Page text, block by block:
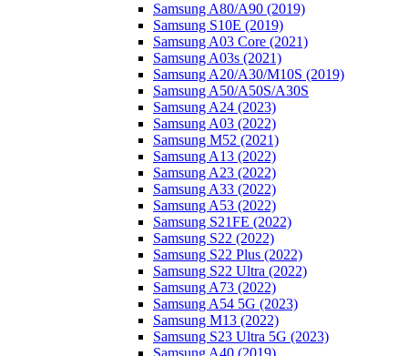
Samsung A80/A90 (2019)
Samsung S10E (2019)
Samsung A03 Core (2021)
Samsung A03s (2021)
Samsung A20/A30/M10S (2019)
Samsung A50/A50S/A30S
Samsung A24 (2023)
Samsung A03 (2022)
Samsung M52 (2021)
Samsung A13 (2022)
Samsung A23 (2022)
Samsung A33 (2022)
Samsung A53 (2022)
Samsung S21FE (2022)
Samsung S22 (2022)
Samsung S22 Plus (2022)
Samsung S22 Ultra (2022)
Samsung A73 (2022)
Samsung A54 5G (2023)
Samsung M13 (2022)
Samsung S23 Ultra 5G (2023)
Samsung A40 (2019)